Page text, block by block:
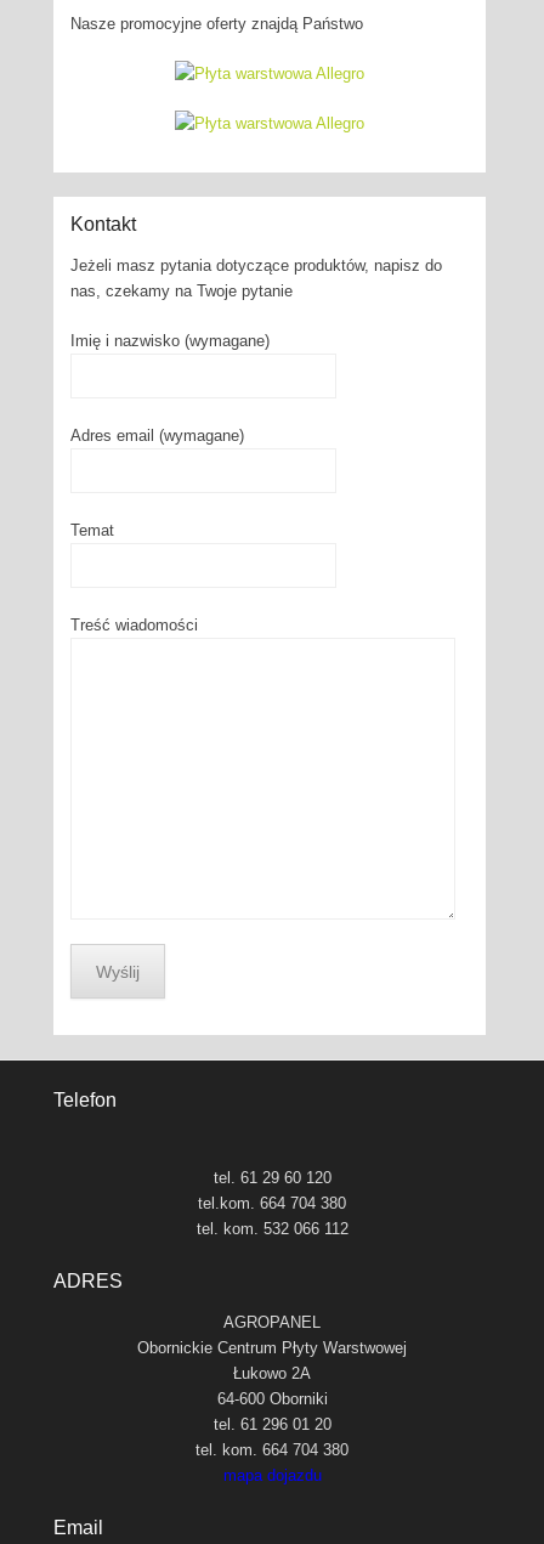
Nasze promocyjne oferty znajdą Państwo
Kontakt
Jeżeli masz pytania dotyczące produktów, napisz do
nas, czekamy na Twoje pytanie
Imię i nazwisko (wymagane)
Adres email (wymagane)
Temat
Treść wiadomości
Telefon
tel. 61 29 60 120
tel.kom. 664 704 380
tel. kom. 532 066 112
ADRES
AGROPANEL
Obornickie Centrum Płyty Warstwowej
Łukowo 2A
64-600 Oborniki
tel. 61 296 01 20
tel. kom. 664 704 380
mapa dojazdu
Email